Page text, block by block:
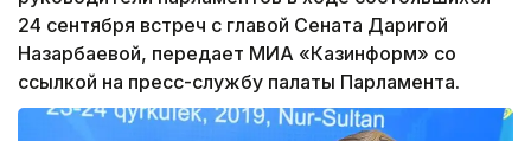
24 сентября встреч с главой Сената Даригой
Назарбаевой, передает МИА «Казинформ» со
ссылкой на пресс-службу палаты Парламента.